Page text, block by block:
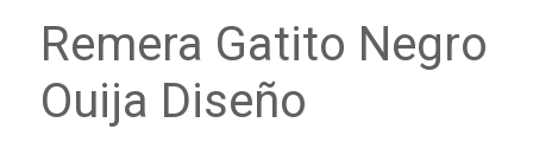
Remera Gatito Negro
Ouija Diseño